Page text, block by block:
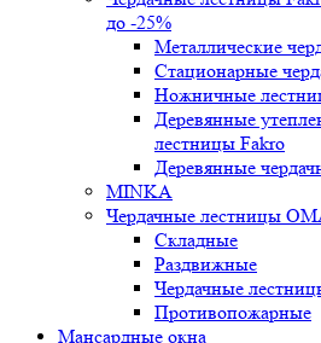
до -25%
Металлические
Стационарные
Ножничные
Деревянные
лестницы Fakro
Деревянные
MINKA
Чердачные лестницы
Складные
Раздвижные
Чердачные
Противопожарные
Мансардные окна